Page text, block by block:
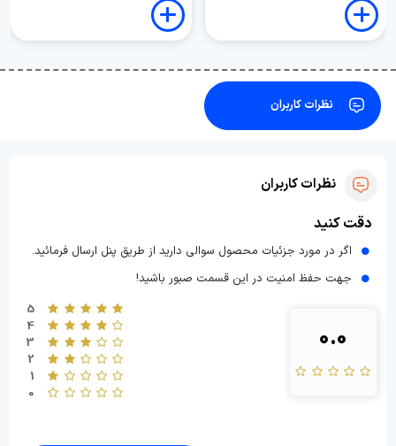
نظرات کاربران
نظرات کاربران
دقت کنید
اگر در مورد جزئیات محصول سوالی دارید از طریق پنل ارسال فرمائید.
جهت حفظ امنیت در این قسمت صبور باشید!
0.0
5
4
3
2
1
0